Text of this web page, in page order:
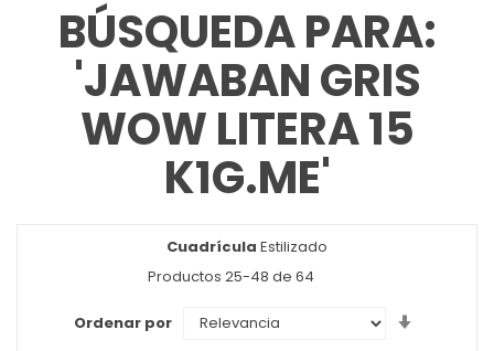
BÚSQUEDA PARA:
'JAWABAN GRIS
WOW LITERA 15
K1G.ME'
Ver
como
Cuadrícula Estilizado
Productos 25-48 de 64
Ordenar por